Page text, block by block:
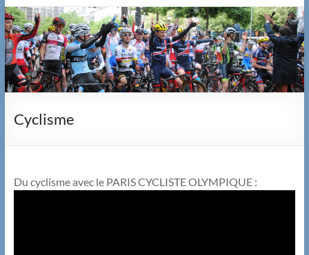
Cyclisme
Du cyclisme avec le PARIS CYCLISTE OLYMPIQUE :